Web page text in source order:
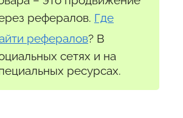
рефералов. Где
рефералов? В
сетях и на
ресурсах.